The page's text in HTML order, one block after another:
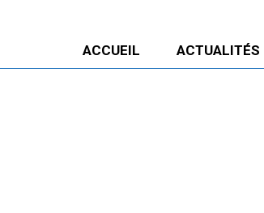
ACCUEIL ACTUALITÉS